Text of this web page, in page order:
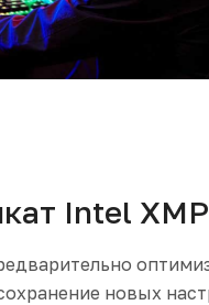
Intel
новых